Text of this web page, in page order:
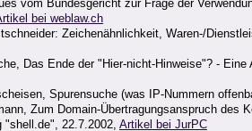
vom Bundesgericht zur Frage der
bei weblaw.ch
Zeichenähnlichkeit, Waren-/
Das Ende der "Hier-nicht-Hinweise"? -
Spurensuche (was IP-Nummern
Zum Domain-Übertragungsanspruch des
"shell.de", 22.7.2002, Artikel bei JurPC